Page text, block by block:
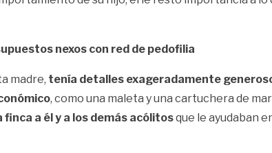
nexos con red de pedofilia
madre, tenía detalles exageradamente
, como una maleta y una cartuchera de
finca a él y a los demás acólitosque le ayudaban